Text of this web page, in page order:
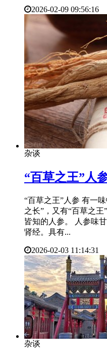
2026-02-09 09:56:16
杂谈
​“百草之王”人
“百草之王”人参 有一
之长”，又有“百草之
皆知的人参。 人参味
肾经。具有...
2026-02-03 11:14:31
杂谈